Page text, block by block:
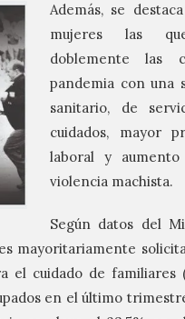
Además, se
mujeres las
doblemente las
pandemia con una
sanitario, de
cuidados, mayor
laboral y
violencia machista.
Según datos del
mayoritariamente
el cuidado de familiares
en el último